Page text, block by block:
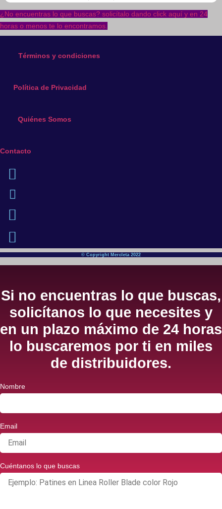
price
was:
price
is:
¿No encuentras lo que buscas? solicítalo dando click aquí y en 24
horas o menos te lo encontramos.
Términos y condiciones
Política de Privacidad
Quiénes Somos
Contacto
© Copyright Mercleta 2022
Si no encuentras lo que buscas,
solicítanos lo que necesites y
en un plazo máximo de 24 horas
lo buscaremos por ti en miles
de distribuidores.
Nombre
Email
Cuéntanos lo que buscas